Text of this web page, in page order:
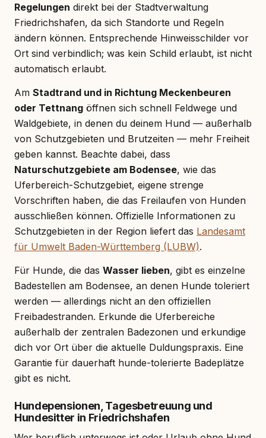
Regelungen direkt bei der Stadtverwaltung
Friedrichshafen, da sich Standorte und Regeln
ändern können. Entsprechende Hinweisschilder vor
Ort sind verbindlich; was kein Schild erlaubt, ist nicht
automatisch erlaubt.
Am Stadtrand und in Richtung Meckenbeuren
oder Tettnang öffnen sich schnell Feldwege und
Waldgebiete, in denen du deinem Hund — außerhalb
von Schutzgebieten und Brutzeiten — mehr Freiheit
geben kannst. Beachte dabei, dass
Naturschutzgebiete am Bodensee, wie das
Uferbereich-Schutzgebiet, eigene strenge
Vorschriften haben, die das Freilaufen von Hunden
ausschließen können. Offizielle Informationen zu
Schutzgebieten in der Region liefert das Landesamt
für Umwelt Baden-Württemberg (LUBW).
Für Hunde, die das Wasser lieben, gibt es einzelne
Badestellen am Bodensee, an denen Hunde toleriert
werden — allerdings nicht an den offiziellen
Freibadestranden. Erkunde die Uferbereiche
außerhalb der zentralen Badezonen und erkundige
dich vor Ort über die aktuelle Duldungspraxis. Eine
Garantie für dauerhaft hunde-tolerierte Badeplätze
gibt es nicht.
Hundepensionen, Tagesbetreuung und
Hundesitter in Friedrichshafen